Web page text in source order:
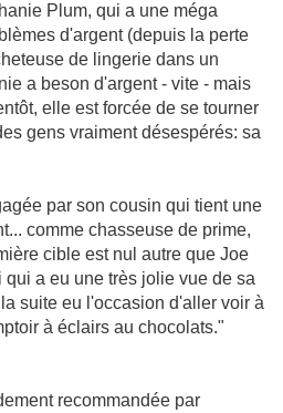
Plum, qui a une méga
d'argent (depuis la perte
de lingerie dans un
a beson d'argent - vite - mais
elle est forcée de se tourner
gens vraiment désespérés: sa
par son cousin qui tient une
comme chasseuse de prime,
cible est nul autre que Joe
a eu une très jolie vue de sa
suite eu l'occasion d'aller voir à
à éclairs au chocolats."
recommandée par